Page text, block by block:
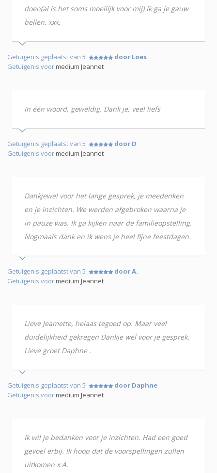
doen(al is het soms moeilijk voor mij) Ik ga je gauw
bellen. xxx.
Getuigenis geplaatst van 5
door Loes
Getuigenis voormedium Jeannet
In één woord, geweldig. Dank je, veel liefs
Getuigenis geplaatst van 5
door D
Getuigenis voormedium Jeannet
Dankjewel voor het lange gesprek, je meedenken
en je inzichten. We werden afgebroken waarna je
in pauze was. Ik ga kijken naar de familieopstelling.
Nogmaals dank en ik wens je heel fijne feestdagen.
Getuigenis geplaatst van 5
door A.
Getuigenis voormedium Jeannet
Lieve Jeamette, helaas tegoed op. Maar veel
duidelijkheid gekregen Dankje wel voor je gesprek.
Lieve groet Daphne .
Getuigenis geplaatst van 5
door Daphne
Getuigenis voormedium Jeannet
Ik wil je bedanken voor je inzichten. Had een goed
gevoel erbij. Ik hoop dat de voorspellingen zullen
uitkomen x A.